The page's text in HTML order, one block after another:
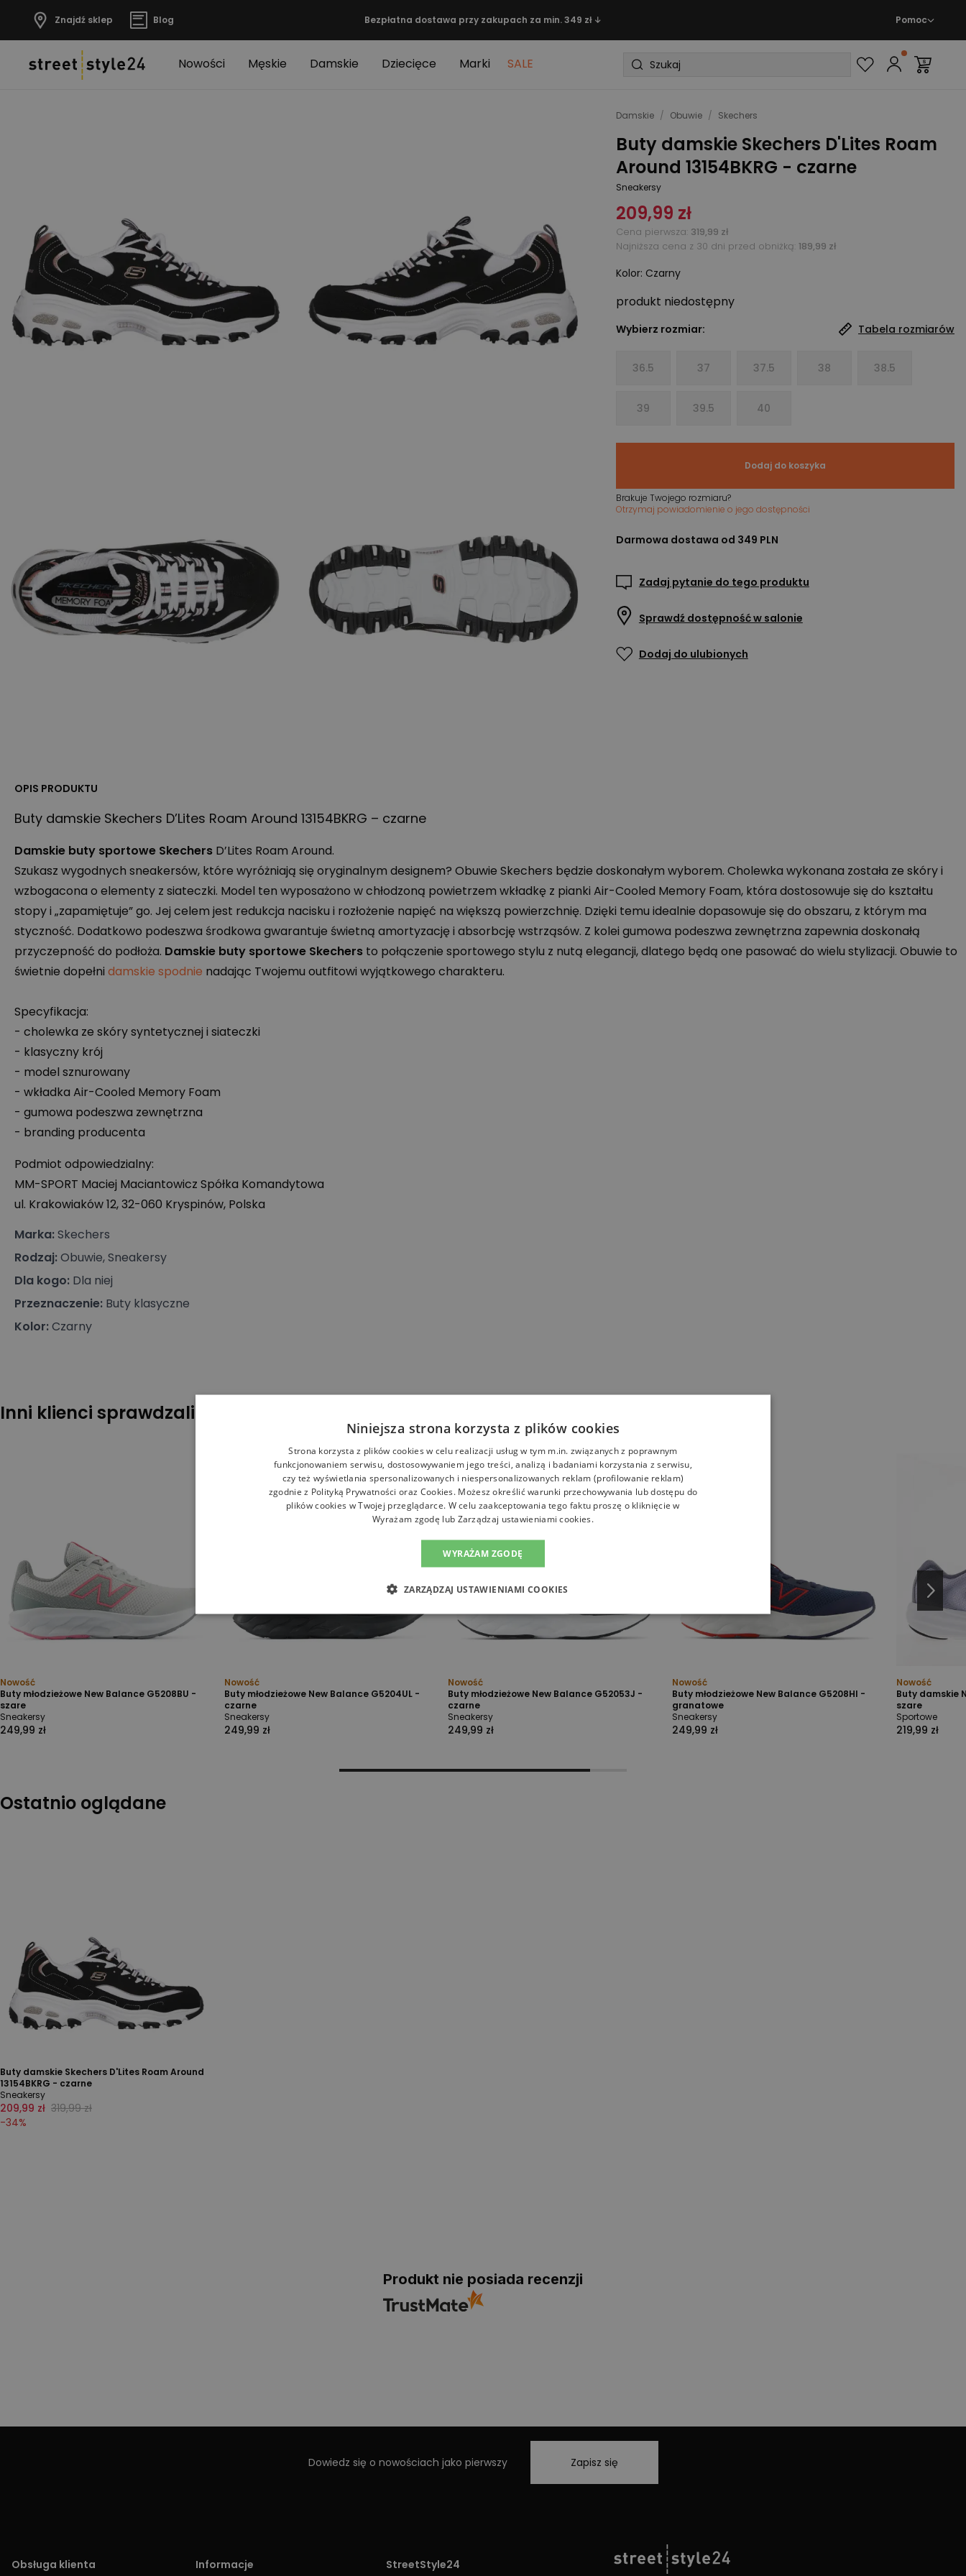
Znajdź sklep Blog Bezpłatna dostawa przy zakupach za min. 349 zł ↓ Pomoc
Nowości Męskie Damskie Dziecięce Marki SALE
Damskie / Obuwie / Skechers
Buty damskie Skechers D'Lites Roam
Around 13154BKRG - czarne
Sneakersy
209,99 zł
Cena pierwsza 319,99 zł
Najniższa cena z 30 dni przed obniżką: 189,99 zł
Kolor: Czarny
produkt niedostępny
Wybierz rozmiar: Tabela rozmiarów
36.5 37 37.5 38 38.5
39 39.5 40
Dodaj do koszyka
Brakuje Twojego rozmiaru?
Otrzymaj powiadomienie o jego dostępności
Darmowa dostawa od 349 PLN
Zadaj pytanie do tego produktu
Sprawdź dostępność w salonie
Dodaj do ulubionych
OPIS PRODUKTU
Buty damskie Skechers D’Lites Roam Around 13154BKRG – czarne
Damskie buty sportowe Skechers D’Lites Roam Around.
Szukasz wygodnych sneakersów, które wyróżniają się oryginalnym designem? Obuwie Skechers będzie doskonałym wyborem. Cholewka wykonana została ze skóry i
wzbogacona o elementy z siateczki. Model ten wyposażono w chłodzoną powietrzem wkładkę z pianki Air-Cooled Memory Foam, która dostosowuje się do kształtu
stopy i „zapamiętuje” go. Jej celem jest redukcja nacisku i rozłożenie napięć na większą powierzchnię. Dzięki temu idealnie dopasowuje się do obszaru, z którym ma
styczność. Dodatkowo podeszwa środkowa gwarantuje świetną amortyzację i absorbcję wstrząsów. Z kolei gumowa podeszwa zewnętrzna zapewnia doskonałą
przyczepność do podłoża. Damskie buty sportowe Skechers to połączenie sportowego stylu z nutą elegancji, dlatego będą one pasować do wielu stylizacji. Obuwie to
świetnie dopełni damskie spodnie nadając Twojemu outfitowi wyjątkowego charakteru.
Specyfikacja:
- cholewka ze skóry syntetycznej i siateczki
- klasyczny krój
- model sznurowany
- wkładka Air-Cooled Memory Foam
- gumowa podeszwa zewnętrzna
- branding producenta
Podmiot odpowiedzialny:
MM-SPORT Maciej Maciantowicz Spółka Komandytowa
ul. Krakowiaków 12, 32-060 Kryspinów, Polska
Marka:Skechers
Rodzaj:Obuwie, Sneakersy
Dla kogo: Dla niej
Przeznaczenie: Buty klasyczne
Kolor:Czarny
Inni klienci sprawdzali również
Nowość
Buty młodzieżowe New Balance G5208BU -
szare
Sneakersy
249,99 zł
Nowość
Buty młodzieżowe New Balance G5204UL -
czarne
Sneakersy
249,99 zł
Nowość
Buty młodzieżowe New Balance G52053J -
czarne
Sneakersy
249,99 zł
Nowość
Buty młodzieżowe New Balance G5208HI -
granatowe
Sneakersy
249,99 zł
Nowość
Buty damskie
szare
Sportowe
219,99 zł
Ostatnio oglądane
Buty damskie Skechers D'Lites Roam Around
13154BKRG - czarne
Sneakersy
209,99 zł 319,99 zł
-34%
Produkt nie posiada recenzji
Dowiedz się o nowościach jako pierwszy Zapisz się
Obsługa klienta Informacje StreetStyle24
Niniejsza strona korzysta z plików cookies
Strona korzysta z plików cookies w celu realizacji usług w tym m.in. związanych z poprawnym
funkcjonowaniem serwisu, dostosowywaniem jego treści, analizą i badaniami korzystania z serwisu,
czy też wyświetlania spersonalizowanych i niespersonalizowanych reklam (profilowanie reklam)
zgodnie z Polityką Prywatności oraz Cookies. Możesz określić warunki przechowywania lub dostępu do
plików cookies w Twojej przeglądarce. W celu zaakceptowania tego faktu proszę o kliknięcie w
Wyrażam zgodę lub Zarządzaj ustawieniami cookies.
WYRAŻAM ZGODĘ
ZARZĄDZAJ USTAWIENIAMI COOKIES